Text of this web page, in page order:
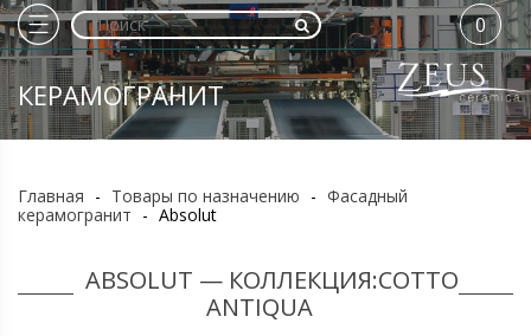
КЕРАМОГРАНИТ
0
Главная - Товары по назначению - Фасадный
керамогранит - Absolut
ABSOLUT — КОЛЛЕКЦИЯ:COTTO
ANTIQUA